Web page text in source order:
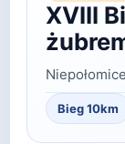
XVIII
Niepołomice
Bieg 10km